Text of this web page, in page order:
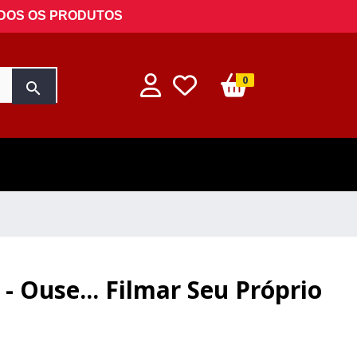
OS PRODUTOS
search 0
Ouse... Filmar Seu Próprio